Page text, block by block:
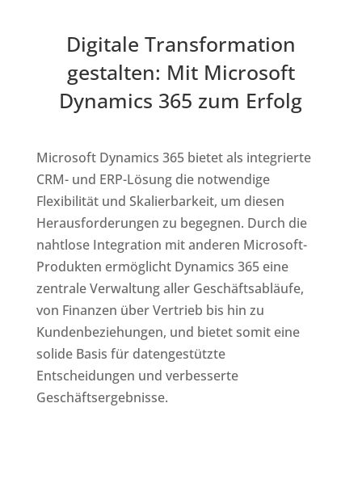
Digitale Transformation
gestalten: Mit Microsoft
Dynamics 365 zum Erfolg
Microsoft Dynamics 365 bietet als integrierte
CRM- und ERP-Lösung die notwendige
Flexibilität und Skalierbarkeit, um diesen
Herausforderungen zu begegnen. Durch die
nahtlose Integration mit anderen Microsoft-
Produkten ermöglicht Dynamics 365 eine
zentrale Verwaltung aller Geschäftsabläufe,
von Finanzen über Vertrieb bis hin zu
Kundenbeziehungen, und bietet somit eine
solide Basis für datengestützte
Entscheidungen und verbesserte
Geschäftsergebnisse.